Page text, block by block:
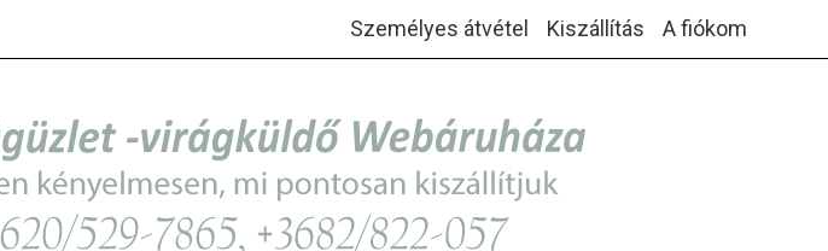
Személyes átvétel Kiszállítás A fiókom